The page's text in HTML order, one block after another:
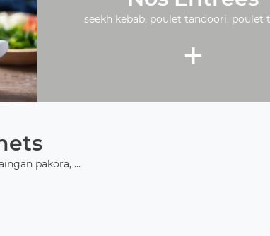
seekh kebab, poulet tandoori, poulet
+
pakora, ...